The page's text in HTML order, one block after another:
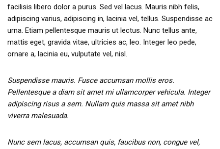
facilisis libero dolor a purus. Sed vel lacus. Mauris nibh felis,
adipiscing varius, adipiscing in, lacinia vel, tellus. Suspendisse ac
urna. Etiam pellentesque mauris ut lectus. Nunc tellus ante,
mattis eget, gravida vitae, ultricies ac, leo. Integer leo pede,
ornare a, lacinia eu, vulputate vel, nisl.
Suspendisse mauris. Fusce accumsan mollis eros.
Pellentesque a diam sit amet mi ullamcorper vehicula. Integer
adipiscing risus a sem. Nullam quis massa sit amet nibh
viverra malesuada.
Nunc sem lacus, accumsan quis, faucibus non, congue vel,